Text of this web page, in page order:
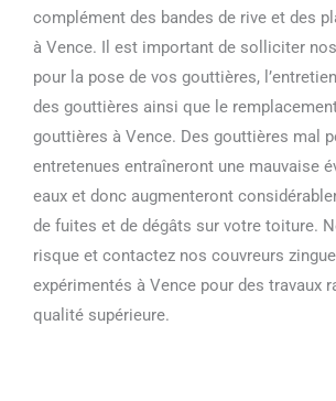
complément des bandes de rive et des
à Vence. Il est important de solliciter
pour la pose de vos gouttières,
des gouttières ainsi que le
gouttières à Vence. Des gouttières mal
entretenues entraîneront une mauvaise
eaux et donc augmenteront
de fuites et de dégâts sur votre toiture.
risque et contactez nos couvreurs
expérimentés à Vence pour des travaux
qualité supérieure.